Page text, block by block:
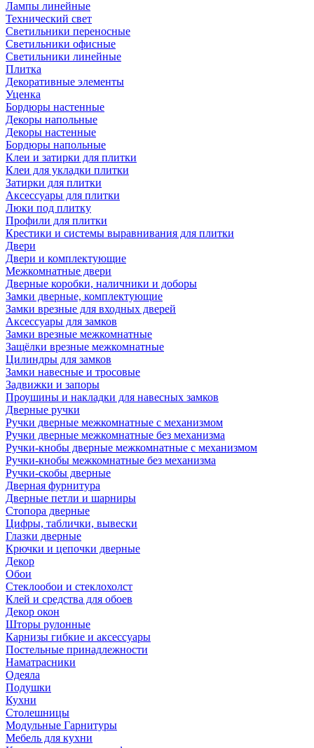
Лампы линейные
Технический свет
Светильники переносные
Светильники офисные
Светильники линейные
Плитка
Декоративные элементы
Уценка
Бордюры настенные
Декоры напольные
Декоры настенные
Бордюры напольные
Клеи и затирки для плитки
Клеи для укладки плитки
Затирки для плитки
Аксессуары для плитки
Люки под плитку
Профили для плитки
Крестики и системы выравнивания для плитки
Двери
Двери и комплектующие
Межкомнатные двери
Дверные коробки, наличники и доборы
Замки дверные, комплектующие
Замки врезные для входных дверей
Аксессуары для замков
Замки врезные межкомнатные
Защёлки врезные межкомнатные
Цилиндры для замков
Замки навесные и тросовые
Задвижки и запоры
Проушины и накладки для навесных замков
Дверные ручки
Ручки дверные межкомнатные с механизмом
Ручки дверные межкомнатные без механизма
Ручки-кнобы дверные межкомнатные с механизмом
Ручки-кнобы межкомнатные без механизма
Ручки-скобы дверные
Дверная фурнитура
Дверные петли и шарниры
Стопора дверные
Цифры, таблички, вывески
Глазки дверные
Крючки и цепочки дверные
Декор
Обои
Стеклообои и стеклохолст
Клей и средства для обоев
Декор окон
Шторы рулонные
Карнизы гибкие и аксессуары
Постельные принадлежности
Наматрасники
Одеяла
Подушки
Кухни
Столешницы
Модульные Гарнитуры
Мебель для кухни